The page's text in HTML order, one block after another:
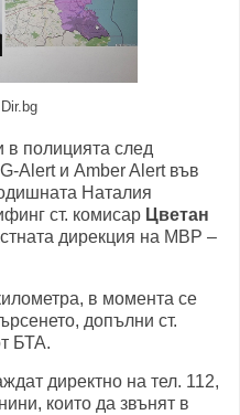
в полицията след
Alert и Amber Alert във
Наталия
ст. комисар Цветан
дирекция на МВР –
в момента се
допълни ст.
БТА.
директно на тел. 112,
които да звънят в